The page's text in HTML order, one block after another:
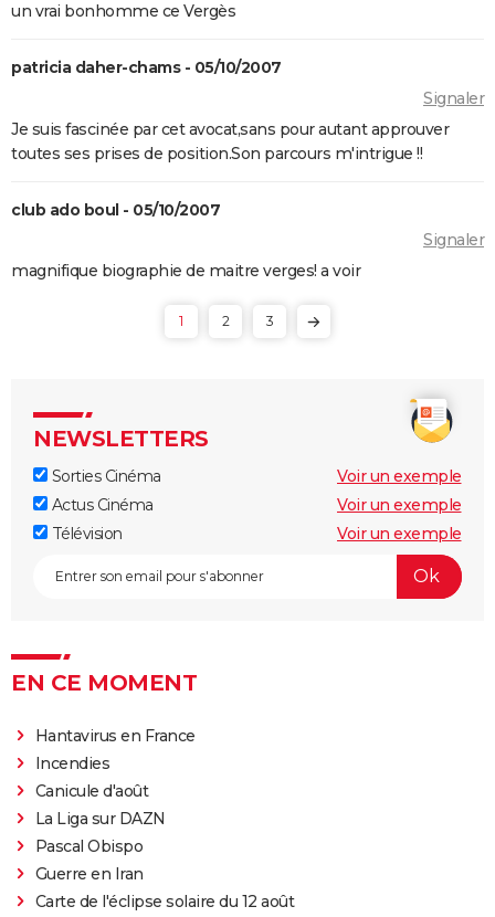
un vrai bonhomme ce Vergès
patricia daher-chams - 05/10/2007
Signaler
Je suis fascinée par cet avocat,sans pour autant approuver
toutes ses prises de position.Son parcours m'intrigue !!
club ado boul - 05/10/2007
Signaler
magnifique biographie de maitre verges! a voir
1 2 3
NEWSLETTERS
Sorties Cinéma
Voir un exemple
Actus Cinéma
Voir un exemple
Télévision
Voir un exemple
EN CE MOMENT
Hantavirus en France
Incendies
Canicule d'août
La Liga sur DAZN
Pascal Obispo
Guerre en Iran
Carte de l'éclipse solaire du 12 août